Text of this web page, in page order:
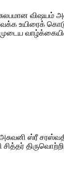
விஷயம்
உயிரைக்
ஸ்ரீ